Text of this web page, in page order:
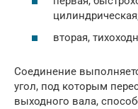
вторая,
Соединение
угол, под которым
выходного вала,